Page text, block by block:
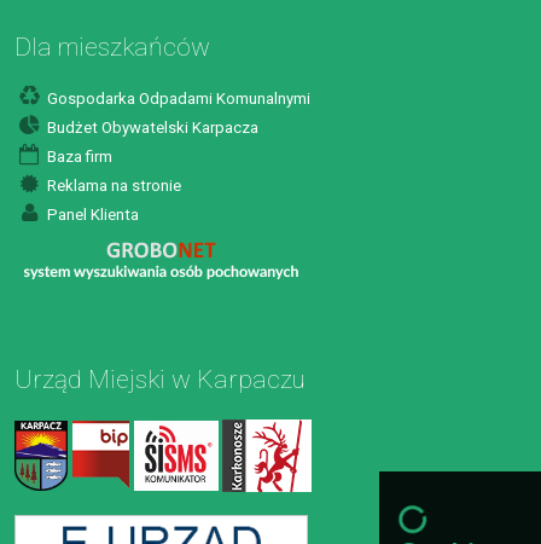
Dla mieszkańców
Gospodarka Odpadami Komunalnymi
Budżet Obywatelski Karpacza
Baza firm
Reklama na stronie
Panel Klienta
Urząd Miejski w Karpaczu